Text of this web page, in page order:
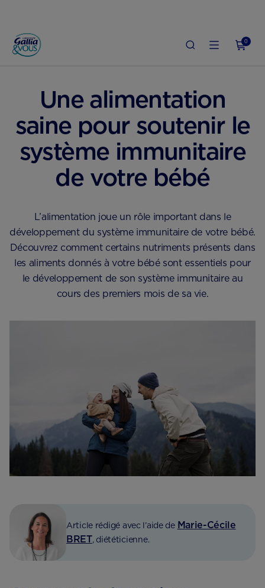
0
ACCUEIL
Une alimentation
saine pour soutenir le
système immunitaire
de votre bébé
L’alimentation joue un rôle important dans le
développement du système immunitaire de votre bébé.
Découvrez comment certains nutriments présents dans
les aliments donnés à votre bébé sont essentiels pour
le développement de son système immunitaire au
cours des premiers mois de sa vie.
Article rédigé avec l’aide de Marie-Cécile
BRET, diététicienne.